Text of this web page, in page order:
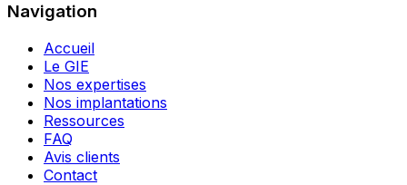
Navigation
Accueil
Le GIE
Nos expertises
Nos implantations
Ressources
FAQ
Avis clients
Contact